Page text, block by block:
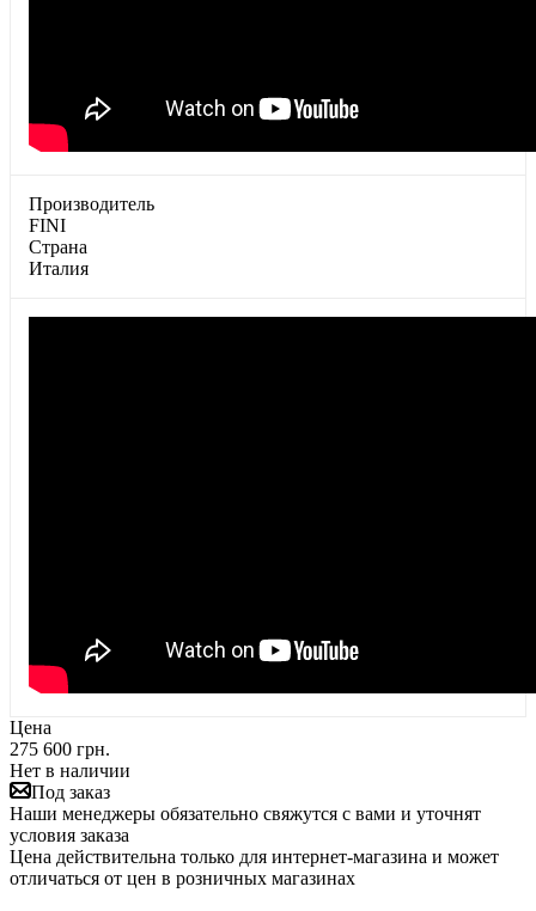
Производитель
FINI
Страна
Италия
Цена
275 600 грн.
Нет в наличии
Под заказ
Наши менеджеры обязательно свяжутся с вами и уточнят
условия заказа
Цена действительна только для интернет-магазина и может
отличаться от цен в розничных магазинах